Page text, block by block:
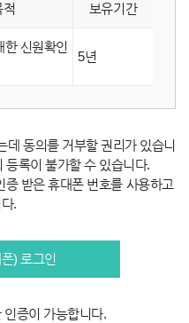
적 보유기간
신원확인
5년
동의를 거부할 권리가 있습니
등록이 불가할 수 있습니다.
받은 휴대폰 번호를 사용하고
.
) 로그인
인증이 가능합니다.